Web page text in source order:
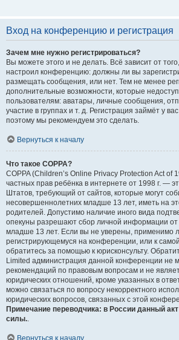
Вход на конференцию и регистрация
Зачем мне нужно регистрироваться?
Вы можете этого и не делать. Всё зависит от
настроил конференцию: должны ли вы
размещать сообщения, или нет. Тем не менее
дополнительные возможности, которые
пользователям: аватары, личные сообщения,
участие в группах и т. д. Регистрация займёт у
поэтому мы рекомендуем это сделать.
Вернуться к началу
Что такое COPPA?
COPPA (Children’s Online Privacy Protection Act of
частных прав ребёнка в интернете от 1998 г. —
Штатов, требующий от сайтов, которые могут
несовершеннолетних младше 13 лет, иметь на
родителей. Допустимо наличие иного вида
опекуны разрешают сбор личной информации
младше 13 лет. Если вы не уверены, применимо
регистрирующемуся на конференции, или к
обратитесь за помощью к юрисконсульту.
Limited администрация данной конференции не
рекомендаций по правовым вопросам и не
юридических отношений, кроме указанных в
можно связаться по вопросу некорректного
юридических вопросов, связанных с этой
Примечание переводчика: в России данный
силы..
Вернуться к началу